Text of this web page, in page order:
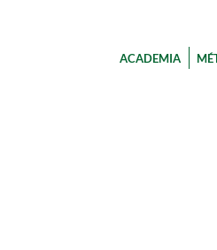
ACADEMIA